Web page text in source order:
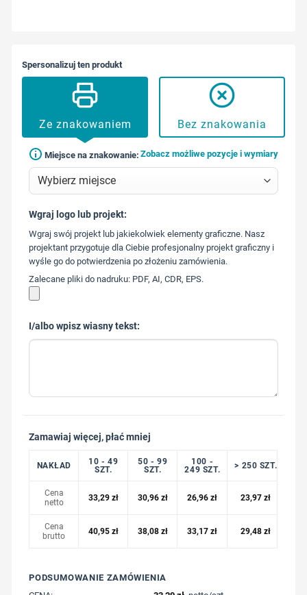
Spersonalizuj ten produkt
Ze znakowaniem Bez znakowania
Miejsce na znakowanie: Zobacz możliwe pozycje i wymiary
573 568
217
Wgraj logo lub projekt:
Wgraj swój projekt lub jakiekolwiek elementy graficzne. Nasz
projektant przygotuje dla Ciebie profesjonalny projekt graficzny i
wyśle go do potwierdzenia po złożeniu zamówienia.
Zalecane pliki do nadruku: PDF, AI, CDR, EPS.
I/albo wpisz wiasny tekst:
Zamawiaj więcej, płać mniej
NAKŁAD
10 - 49
SZT.
50 - 99
SZT.
100 -
249 SZT.
> 250 SZT.
Cena
netto
33,29 zł 30,96 zł 26,96zł 23,97zł
Cena
brutto
40,95 zł 38,08 zł 33,17zł 29,48zł
PODSUMOWANIE ZAMÓWIENIA